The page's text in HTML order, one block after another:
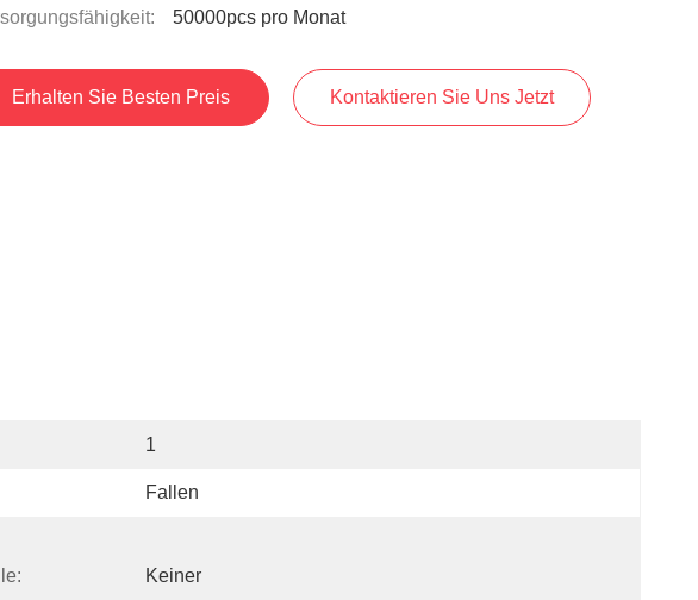
50000pcs pro Monat
Erhalten Sie Besten Preis Kontaktieren Sie Uns Jetzt
1
Fallen
Keiner